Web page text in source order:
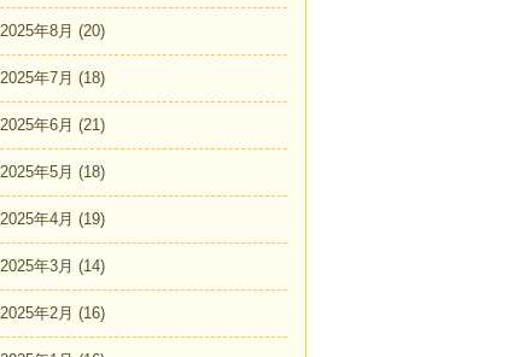
2025年8月 (20)
2025年7月 (18)
2025年6月 (21)
2025年5月 (18)
2025年4月 (19)
2025年3月 (14)
2025年2月 (16)